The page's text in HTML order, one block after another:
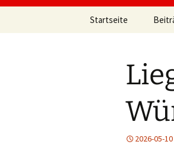
Startseite
2026-05-10